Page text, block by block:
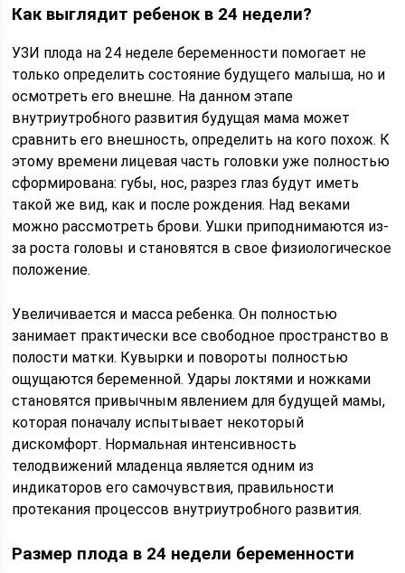
Как выглядит ребенок в 24 недели?
УЗИ плода на 24 неделе беременности помогает не
только определить состояние будущего малыша, но и
осмотреть его внешне. На данном этапе
внутриутробного развития будущая мама может
сравнить его внешность, определить на кого похож. К
этому времени лицевая часть головки уже полностью
сформирована: губы, нос, разрез глаз будут иметь
такой же вид, как и после рождения. Над веками
можно рассмотреть брови. Ушки приподнимаются из-
за роста головы и становятся в свое физиологическое
положение.
Увеличивается и масса ребенка. Он полностью
занимает практически все свободное пространство в
полости матки. Кувырки и повороты полностью
ощущаются беременной. Удары локтями и ножками
становятся привычным явлением для будущей мамы,
которая поначалу испытывает некоторый
дискомфорт. Нормальная интенсивность
телодвижений младенца является одним из
индикаторов его самочувствия, правильности
протекания процессов внутриутробного развития.
Размер плода в 24 недели беременности